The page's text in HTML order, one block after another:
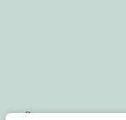
De